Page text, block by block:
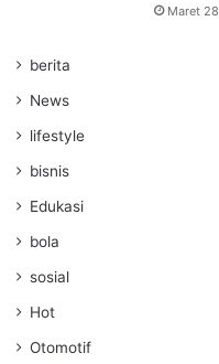
Maret
berita
News
lifestyle
bisnis
Edukasi
bola
sosial
Hot
Otomotif